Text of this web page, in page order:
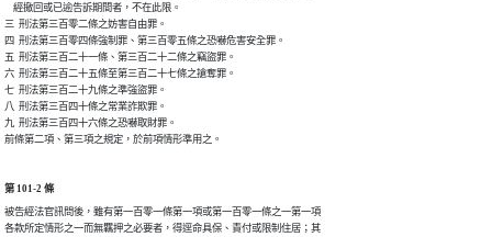
    經撤回或已逾告訴期間者，不在此限。
三  刑法第三百零二條之妨害自由罪。
四  刑法第三百零四條強制罪、第三百零五條之恐嚇危害安全罪。
五  刑法第三百二十一條、第三百二十二條之竊盜罪。
六  刑法第三百二十五條至第三百二十七條之搶奪罪。
七  刑法第三百二十九條之準強盜罪。
八  刑法第三百四十條之常業詐欺罪。
九  刑法第三百四十六條之恐嚇取財罪。
前條第二項、第三項之規定，於前項情形準用之。
第 101-2 條
被告經法官訊問後，雖有第一百零一條第一項或第一百零一條之一第一項
各款所定情形之一而無羈押之必要者，得逕命具保、責付或限制住居；其